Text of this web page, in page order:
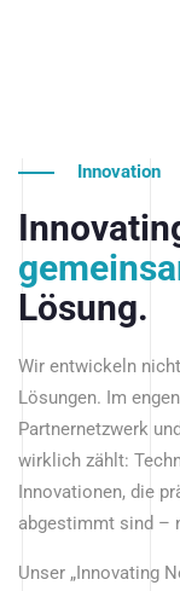
Innovation
Lösung.
Wir entwickeln
Lösungen. Im
Partnernetzwerk
wirklich zählt:
Innovationen, die
abgestimmt sind –
Unser „Innovating